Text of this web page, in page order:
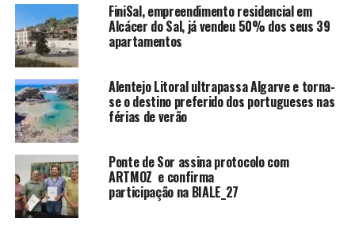
FiniSal, empreendimento residencial em
Alcácer do Sal, já vendeu 50% dos seus 39
apartamentos
Alentejo Litoral ultrapassa Algarve e torna-
se o destino preferido dos portugueses nas
férias de verão
Ponte de Sor assina protocolo com
ARTMOZ e confirma
participação na BIALE_27